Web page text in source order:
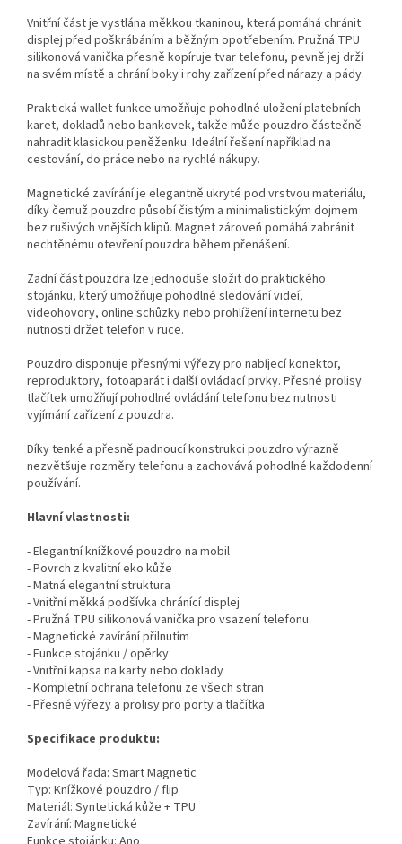
Vnitřní část je vystlána měkkou tkaninou, která pomáhá chránit
displej před poškrábáním a běžným opotřebením. Pružná TPU
silikonová vanička přesně kopíruje tvar telefonu, pevně jej drží
na svém místě a chrání boky i rohy zařízení před nárazy a pády.
Praktická wallet funkce umožňuje pohodlné uložení platebních
karet, dokladů nebo bankovek, takže může pouzdro částečně
nahradit klasickou peněženku. Ideální řešení například na
cestování, do práce nebo na rychlé nákupy.
Magnetické zavírání je elegantně ukryté pod vrstvou materiálu,
díky čemuž pouzdro působí čistým a minimalistickým dojmem
bez rušivých vnějších klipů. Magnet zároveň pomáhá zabránit
nechtěnému otevření pouzdra během přenášení.
Zadní část pouzdra lze jednoduše složit do praktického
stojánku, který umožňuje pohodlné sledování videí,
videohovory, online schůzky nebo prohlížení internetu bez
nutnosti držet telefon v ruce.
Pouzdro disponuje přesnými výřezy pro nabíjecí konektor,
reproduktory, fotoaparát i další ovládací prvky. Přesné prolisy
tlačítek umožňují pohodlné ovládání telefonu bez nutnosti
vyjímání zařízení z pouzdra.
Díky tenké a přesně padnoucí konstrukci pouzdro výrazně
nezvětšuje rozměry telefonu a zachovává pohodlné každodenní
používání.
Hlavní vlastnosti:
- Elegantní knížkové pouzdro na mobil
- Povrch z kvalitní eko kůže
- Matná elegantní struktura
- Vnitřní měkká podšívka chránící displej
- Pružná TPU silikonová vanička pro vsazení telefonu
- Magnetické zavírání přilnutím
- Funkce stojánku / opěrky
- Vnitřní kapsa na karty nebo doklady
- Kompletní ochrana telefonu ze všech stran
- Přesné výřezy a prolisy pro porty a tlačítka
Specifikace produktu:
Modelová řada: Smart Magnetic
Typ: Knížkové pouzdro / flip
Materiál: Syntetická kůže + TPU
Zavírání: Magnetické